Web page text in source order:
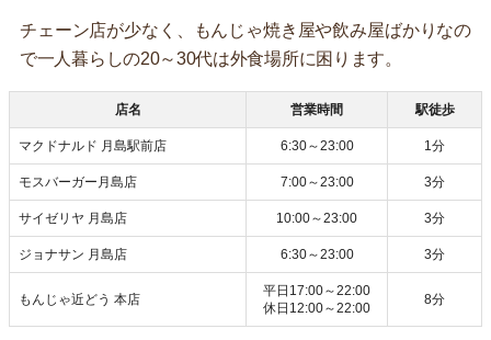
チェーン店が少なく、もんじゃ焼き屋や飲み屋ばかりなの
で一人暮らしの20～30代は外食場所に困ります。
店名 営業時間 駅徒歩
マクドナルド 月島駅前店 6:30～23:00 1分
モスバーガー月島店 7:00～23:00 3分
サイゼリヤ 月島店 10:00～23:00 3分
ジョナサン 月島店 6:30～23:00 3分
もんじゃ近どう 本店
平日17:00～22:00
休日12:00～22:00
8分